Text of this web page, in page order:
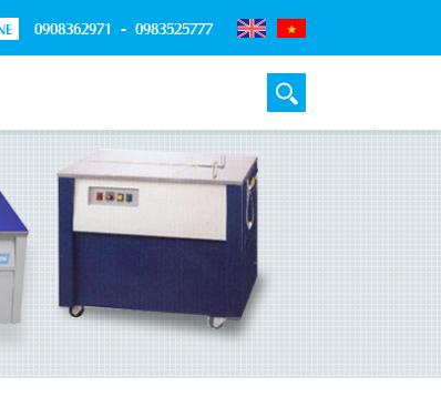
0908362971 - 0983525777